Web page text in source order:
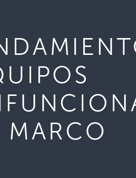
MARCO